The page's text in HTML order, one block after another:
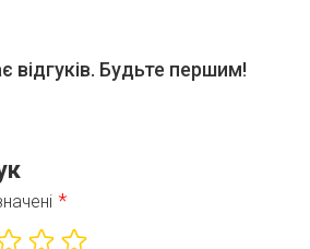
відгуків. Будьте першим!
*